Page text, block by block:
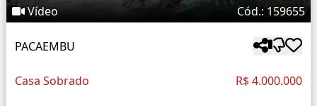
Vídeo Cód.: 159655
PACAEMBU
Casa Sobrado R$ 4.000.000